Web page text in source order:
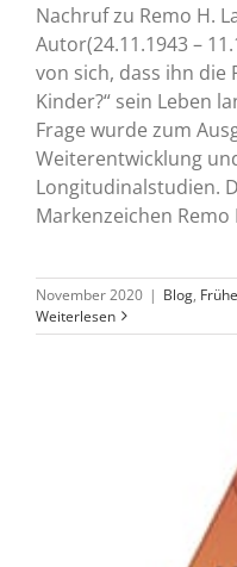
Nachruf zu Remo H.
Autor(24.11.1943 –
von sich, dass ihn die
Kinder?“ sein Leben
Frage wurde zum
Weiterentwicklung
Longitudinalstudien.
Markenzeichen Remo
November 2020 | Blog,
Weiterlesen